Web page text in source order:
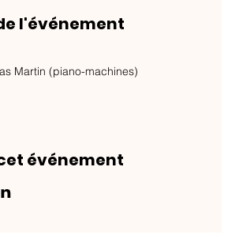
l'événement
Martin (piano-machines)
événement